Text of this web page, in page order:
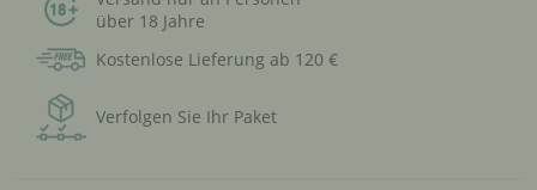
über 18 Jahre
Kostenlose Lieferung ab 120 €
Verfolgen Sie Ihr Paket